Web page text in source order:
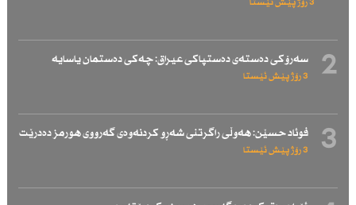
3 رۆژ پێش ئێستا
2 سەرۆكی دەستەی دەستپاكی عیراق: چەكی دەستمان یاسایە
3 رۆژ پێش ئێستا
3 فوئاد حسێن: هەوڵی راگرتنی شەڕو كردنەوەی گەرووی هورمز دەدرێت
3 رۆژ پێش ئێستا